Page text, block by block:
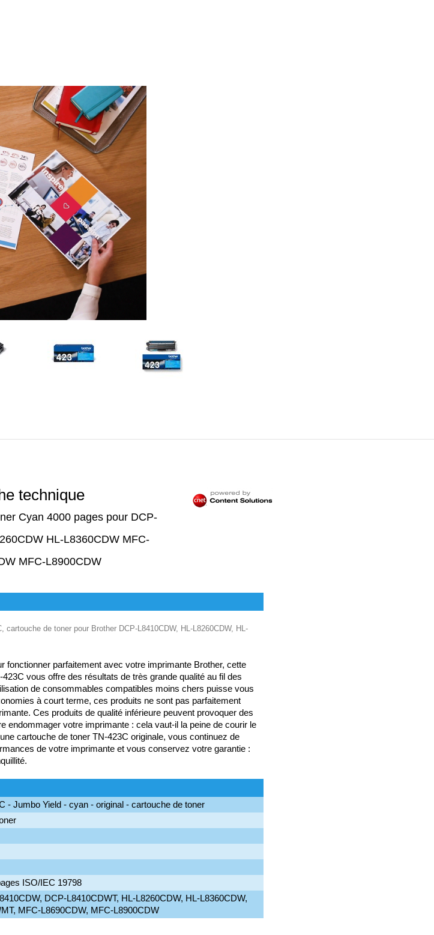
technique
Cyan 4000 pages pour DCP-
HL-L8360CDW MFC-
MFC-L8900CDW
cartouche de toner pour Brother DCP-L8410CDW, HL-L8260CDW, HL-
fonctionner parfaitement avec votre imprimante Brother, cette
vous offre des résultats de très grande qualité au fil des
de consommables compatibles moins chers puisse vous
à court terme, ces produits ne sont pas parfaitement
Ces produits de qualité inférieure peuvent provoquer des
endommager votre imprimante : cela vaut-il la peine de courir le
cartouche de toner TN-423C originale, vous continuez de
de votre imprimante et vous conservez votre garantie :
- Jumbo Yield - cyan - original - cartouche de toner
ISO/IEC 19798
DCP-L8410CDWT, HL-L8260CDW, HL-L8360CDW,
MFC-L8690CDW, MFC-L8900CDW